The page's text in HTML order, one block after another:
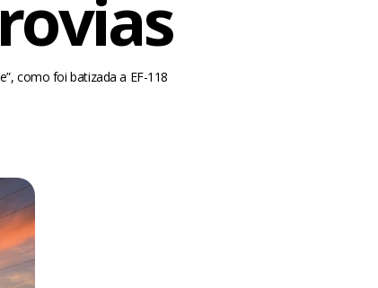
como foi batizada a EF-118